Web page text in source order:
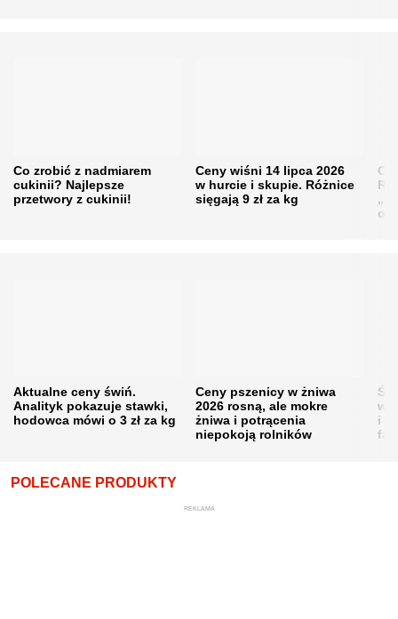
Co zrobić z nadmiarem
cukinii? Najlepsze
przetwory z cukinii!
Ceny wiśni 14 lipca 2026
w hurcie i skupie. Różnice
sięgają 9 zł za kg
Aktualne ceny świń.
Analityk pokazuje stawki,
hodowca mówi o 3 zł za kg
Ceny pszenicy w żniwa
2026 rosną, ale mokre
żniwa i potrącenia
niepokoją rolników
i
POLECANE PRODUKTY
REKLAMA